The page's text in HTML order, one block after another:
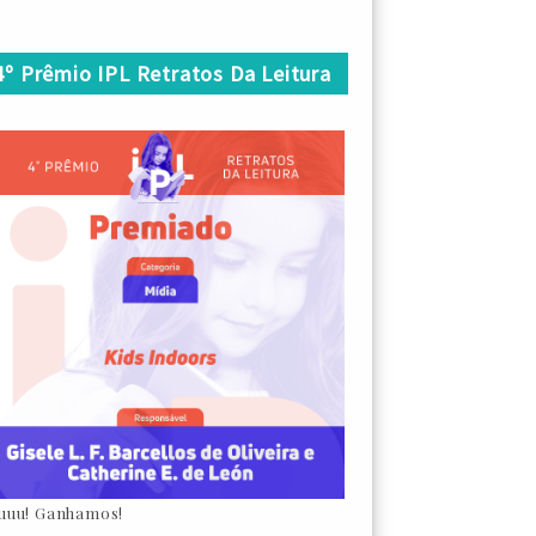
Prêmio IPL Retratos Da Leitura
Ganhamos!